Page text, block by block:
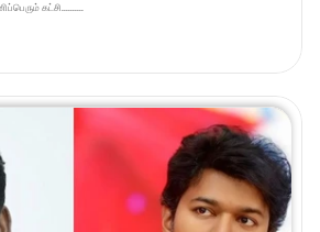
கட்சி..........